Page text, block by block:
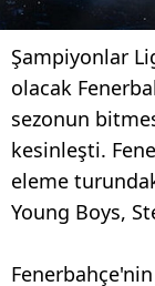
Şampiyonlar
olacak
sezonun
kesinleşti.
eleme
Young Boys,